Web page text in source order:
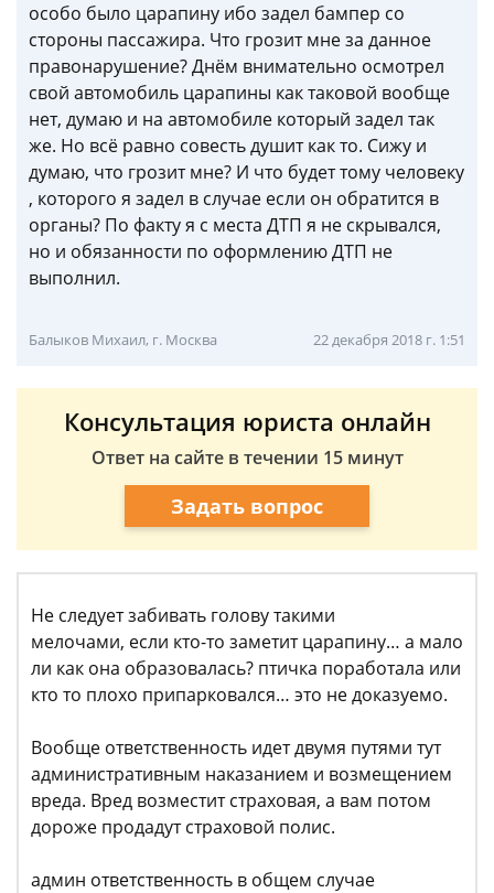
особо было царапину ибо задел бампер со
стороны пассажира. Что грозит мне за данное
правонарушение? Днём внимательно осмотрел
свой автомобиль царапины как таковой вообще
нет, думаю и на автомобиле который задел так
же. Но всё равно совесть душит как то. Сижу и
думаю, что грозит мне? И что будет тому человеку
, которого я задел в случае если он обратится в
органы? По факту я с места ДТП я не скрывался,
но и обязанности по оформлению ДТП не
выполнил.
Балыков Михаил, г. Москва 22 декабря 2018 г. 1:51
Консультация юриста онлайн
Ответ на сайте в течении 15 минут
Задать вопрос
Не следует забивать голову такими
мелочами, если кто-то заметит царапину… а мало
ли как она образовалась? птичка поработала или
кто то плохо припарковался… это не доказуемо.
Вообще ответственность идет двумя путями тут
административным наказанием и возмещением
вреда. Вред возместит страховая, а вам потом
дороже продадут страховой полис.
админ ответственность в общем случае